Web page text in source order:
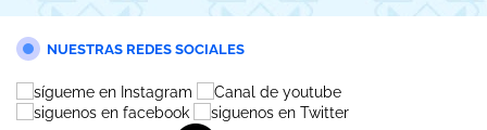
NUESTRAS REDES SOCIALES